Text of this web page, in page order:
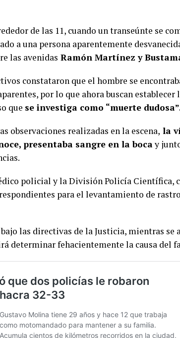
de las 11, cuando un transeúnte se
a una persona aparentemente
las avenidas Ramón Martínez y
constataron que el hombre se
por lo que ahora buscan establecer
que se investiga como “muerte
observaciones realizadas en la escena, la
presentaba sangre en la bocay
policial y la División Policía Científica,
para el levantamiento de
las directivas de la Justicia, mientras se
determinar fehacientemente la causa del